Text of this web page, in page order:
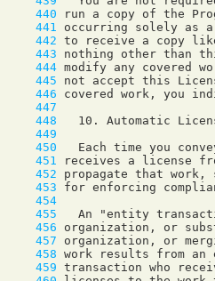
    440
    441
    442
    443
    444
    445
    446
    447
    448
    449
    450
    451
    452
    453
    454
    455
    456
    457
    458
    459